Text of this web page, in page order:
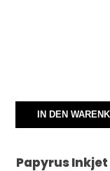
IN DEN
Papyrus